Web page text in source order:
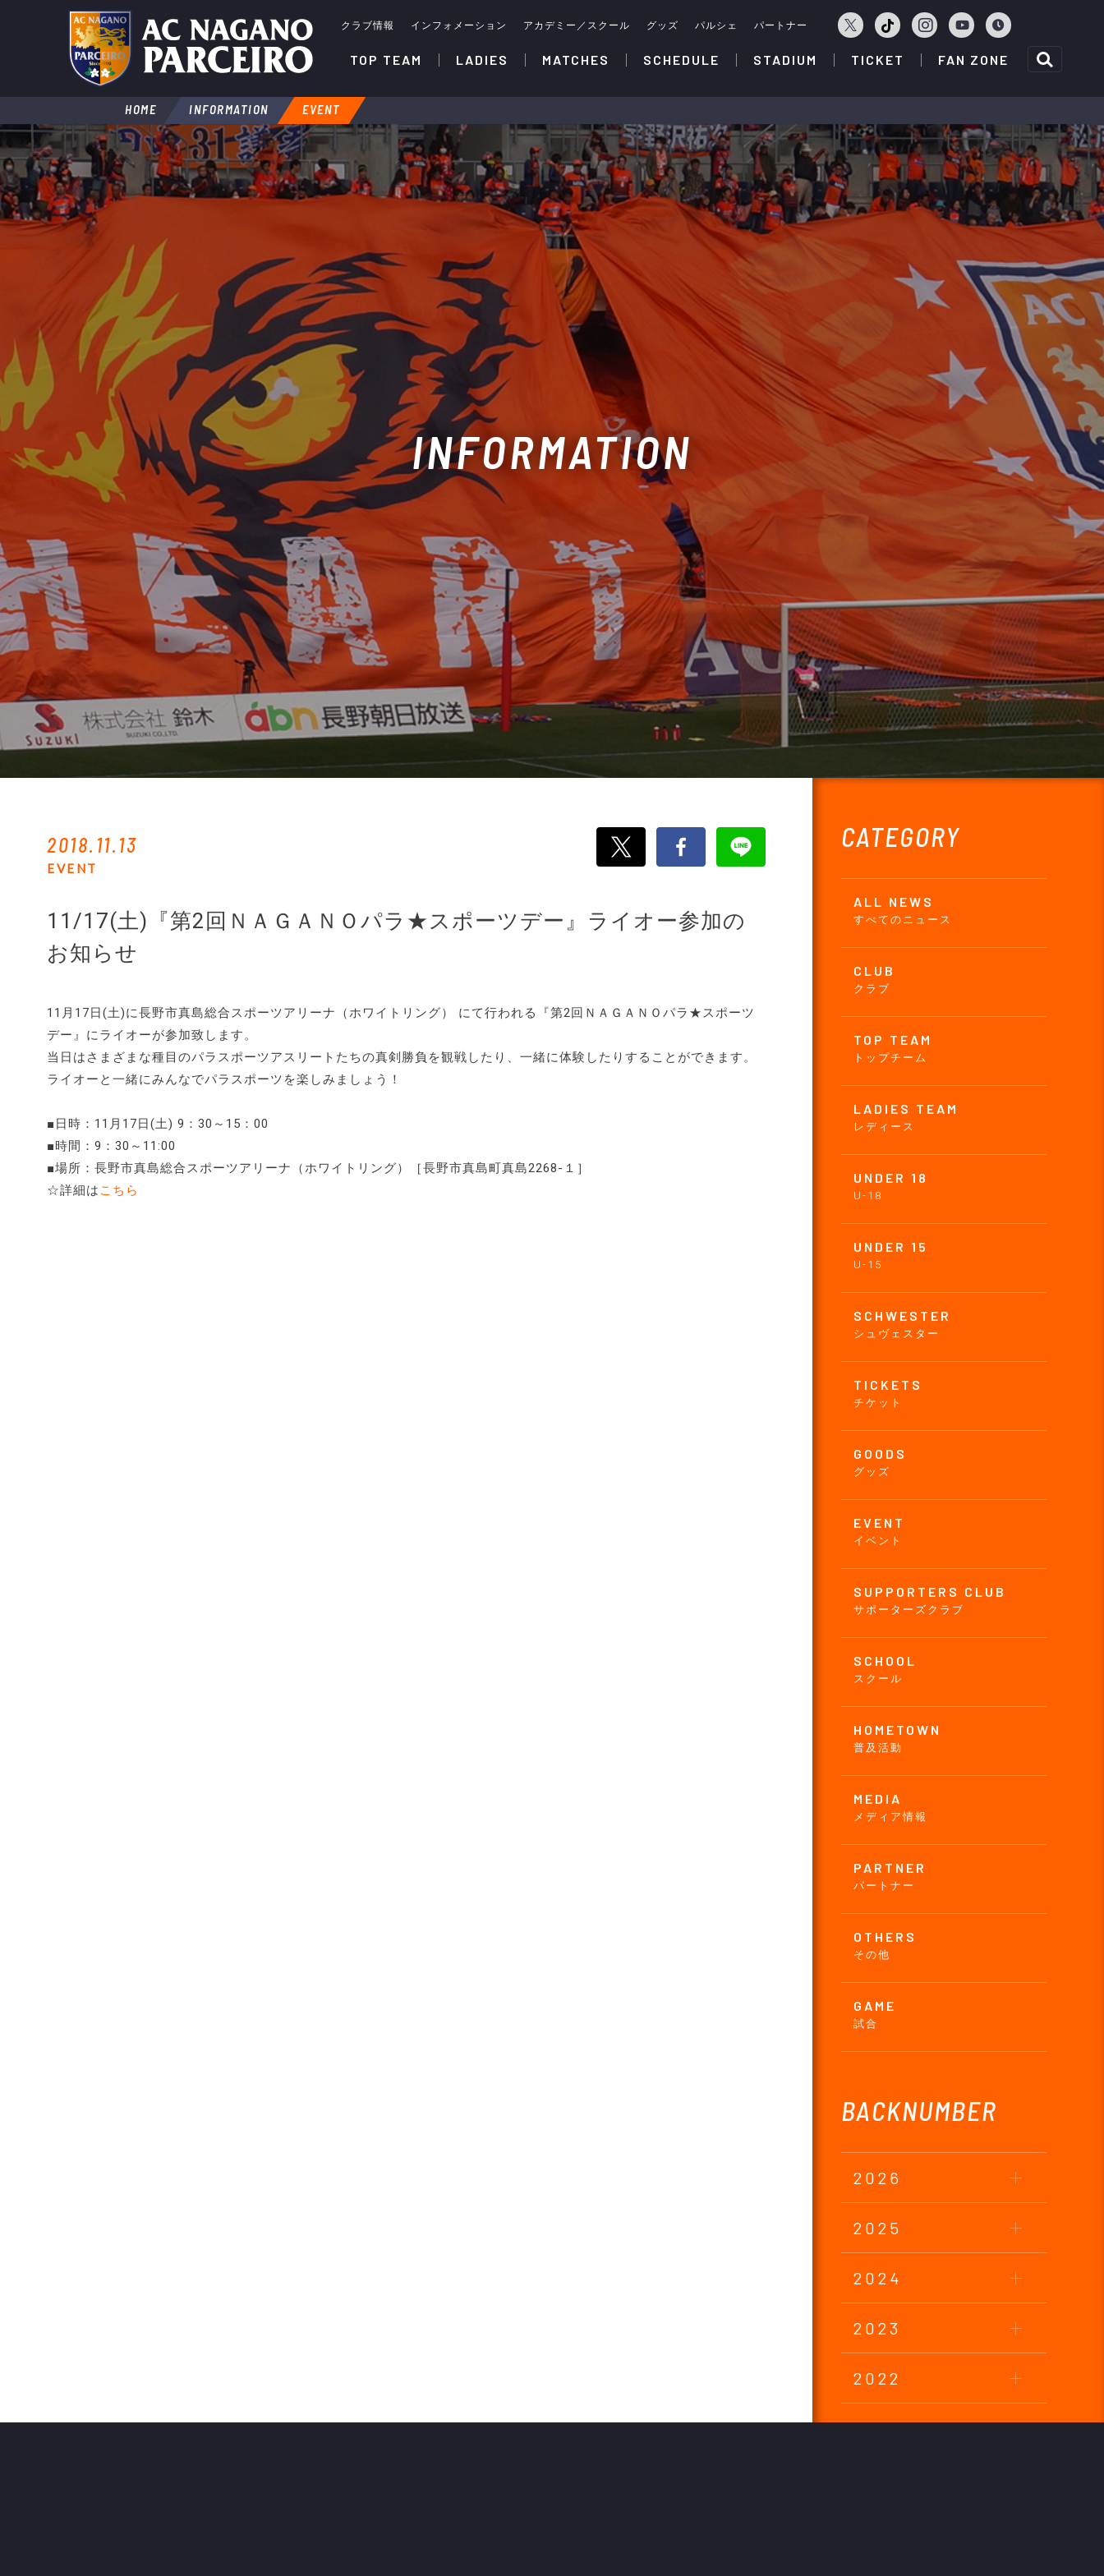
クラブ情報 インフォメーション アカデミー／スクール グッズ パルシェ パートナー
TOP TEAM LADIES MATCHES SCHEDULE STADIUM TICKET FAN ZONE
HOME INFORMATION EVENT
INFORMATION
CATEGORY
ALL NEWS
すべてのニュース
CLUB
クラブ
TOP TEAM
トップチーム
LADIES TEAM
レディース
UNDER 18
U-18
UNDER 15
U-15
SCHWESTER
シュヴェスター
TICKETS
チケット
GOODS
グッズ
EVENT
イベント
SUPPORTERS CLUB
サポーターズクラブ
SCHOOL
スクール
HOMETOWN
普及活動
MEDIA
メディア情報
PARTNER
パートナー
OTHERS
その他
GAME
試合
BACKNUMBER
2026
2025
2024
2023
2022
2021
2018.11.13
EVENT
11/17(土)『第2回ＮＡＧＡＮＯパラ★スポーツデー』ライオー参加の
お知らせ
11月17日(土)に長野市真島総合スポーツアリーナ（ホワイトリング） にて行われる『第2回ＮＡＧＡＮＯパラ★スポーツ
デー』にライオーが参加致します。
当日はさまざまな種目のパラスポーツアスリートたちの真剣勝負を観戦したり、一緒に体験したりすることができます。
ライオーと一緒にみんなでパラスポーツを楽しみましょう！
■日時：11月17日(土) 9：30～15：00
■時間：9：30～11:00
■場所：長野市真島総合スポーツアリーナ（ホワイトリング）［長野市真島町真島2268-１］
☆詳細は こちら